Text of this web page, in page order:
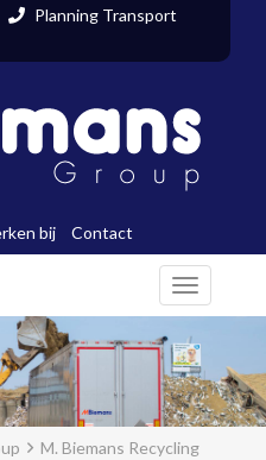
Planning Transport
bij Contact
Toggle
M. Biemans Recycling